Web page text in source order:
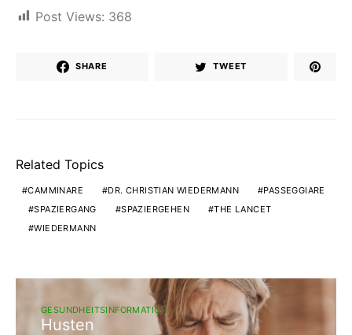
Post Views: 368
SHARE TWEET
Related Topics
CAMMINARE DR. CHRISTIAN WIEDERMANN
PASSEGGIARE
SPAZIERGANG
SPAZIERGEHEN
THE LANCET
WIEDERMANN
GESUNDHEITSINFORMATION
Husten